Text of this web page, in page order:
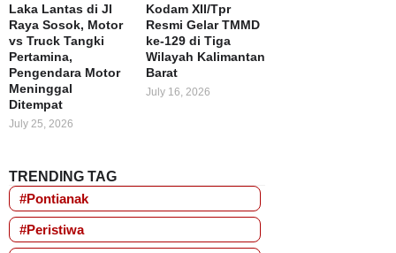
Laka Lantas di Jl
Raya Sosok, Motor
vs Truck Tangki
Pertamina,
Pengendara Motor
Meninggal
Ditempat
July 25, 2026
Kodam XII/Tpr
Resmi Gelar TMMD
ke-129 di Tiga
Wilayah Kalimantan
Barat
July 16, 2026
TRENDING TAG
#Pontianak
#Peristiwa